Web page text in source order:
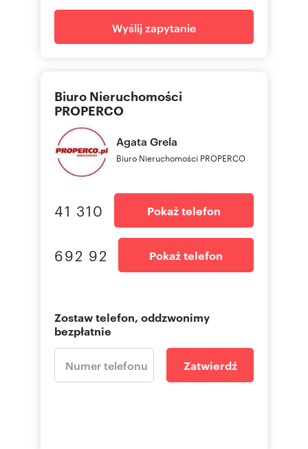
Wyślij zapytanie
Biuro Nieruchomości
PROPERCO
Agata Grela
Biuro Nieruchomości PROPERCO
41 310 Pokaż telefon
692 92 Pokaż telefon
Zostaw telefon, oddzwonimy
bezpłatnie
Zatwierdź